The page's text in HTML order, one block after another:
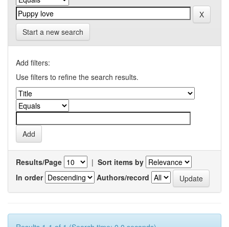
Start a new search
Add filters:
Use filters to refine the search results.
Results/Page | Sort items by
In order
Authors/record